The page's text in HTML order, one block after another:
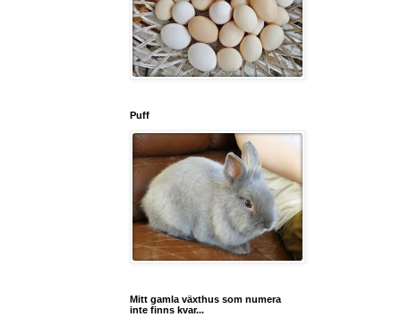
Puff
Mitt gamla växthus som numera
inte finns kvar...